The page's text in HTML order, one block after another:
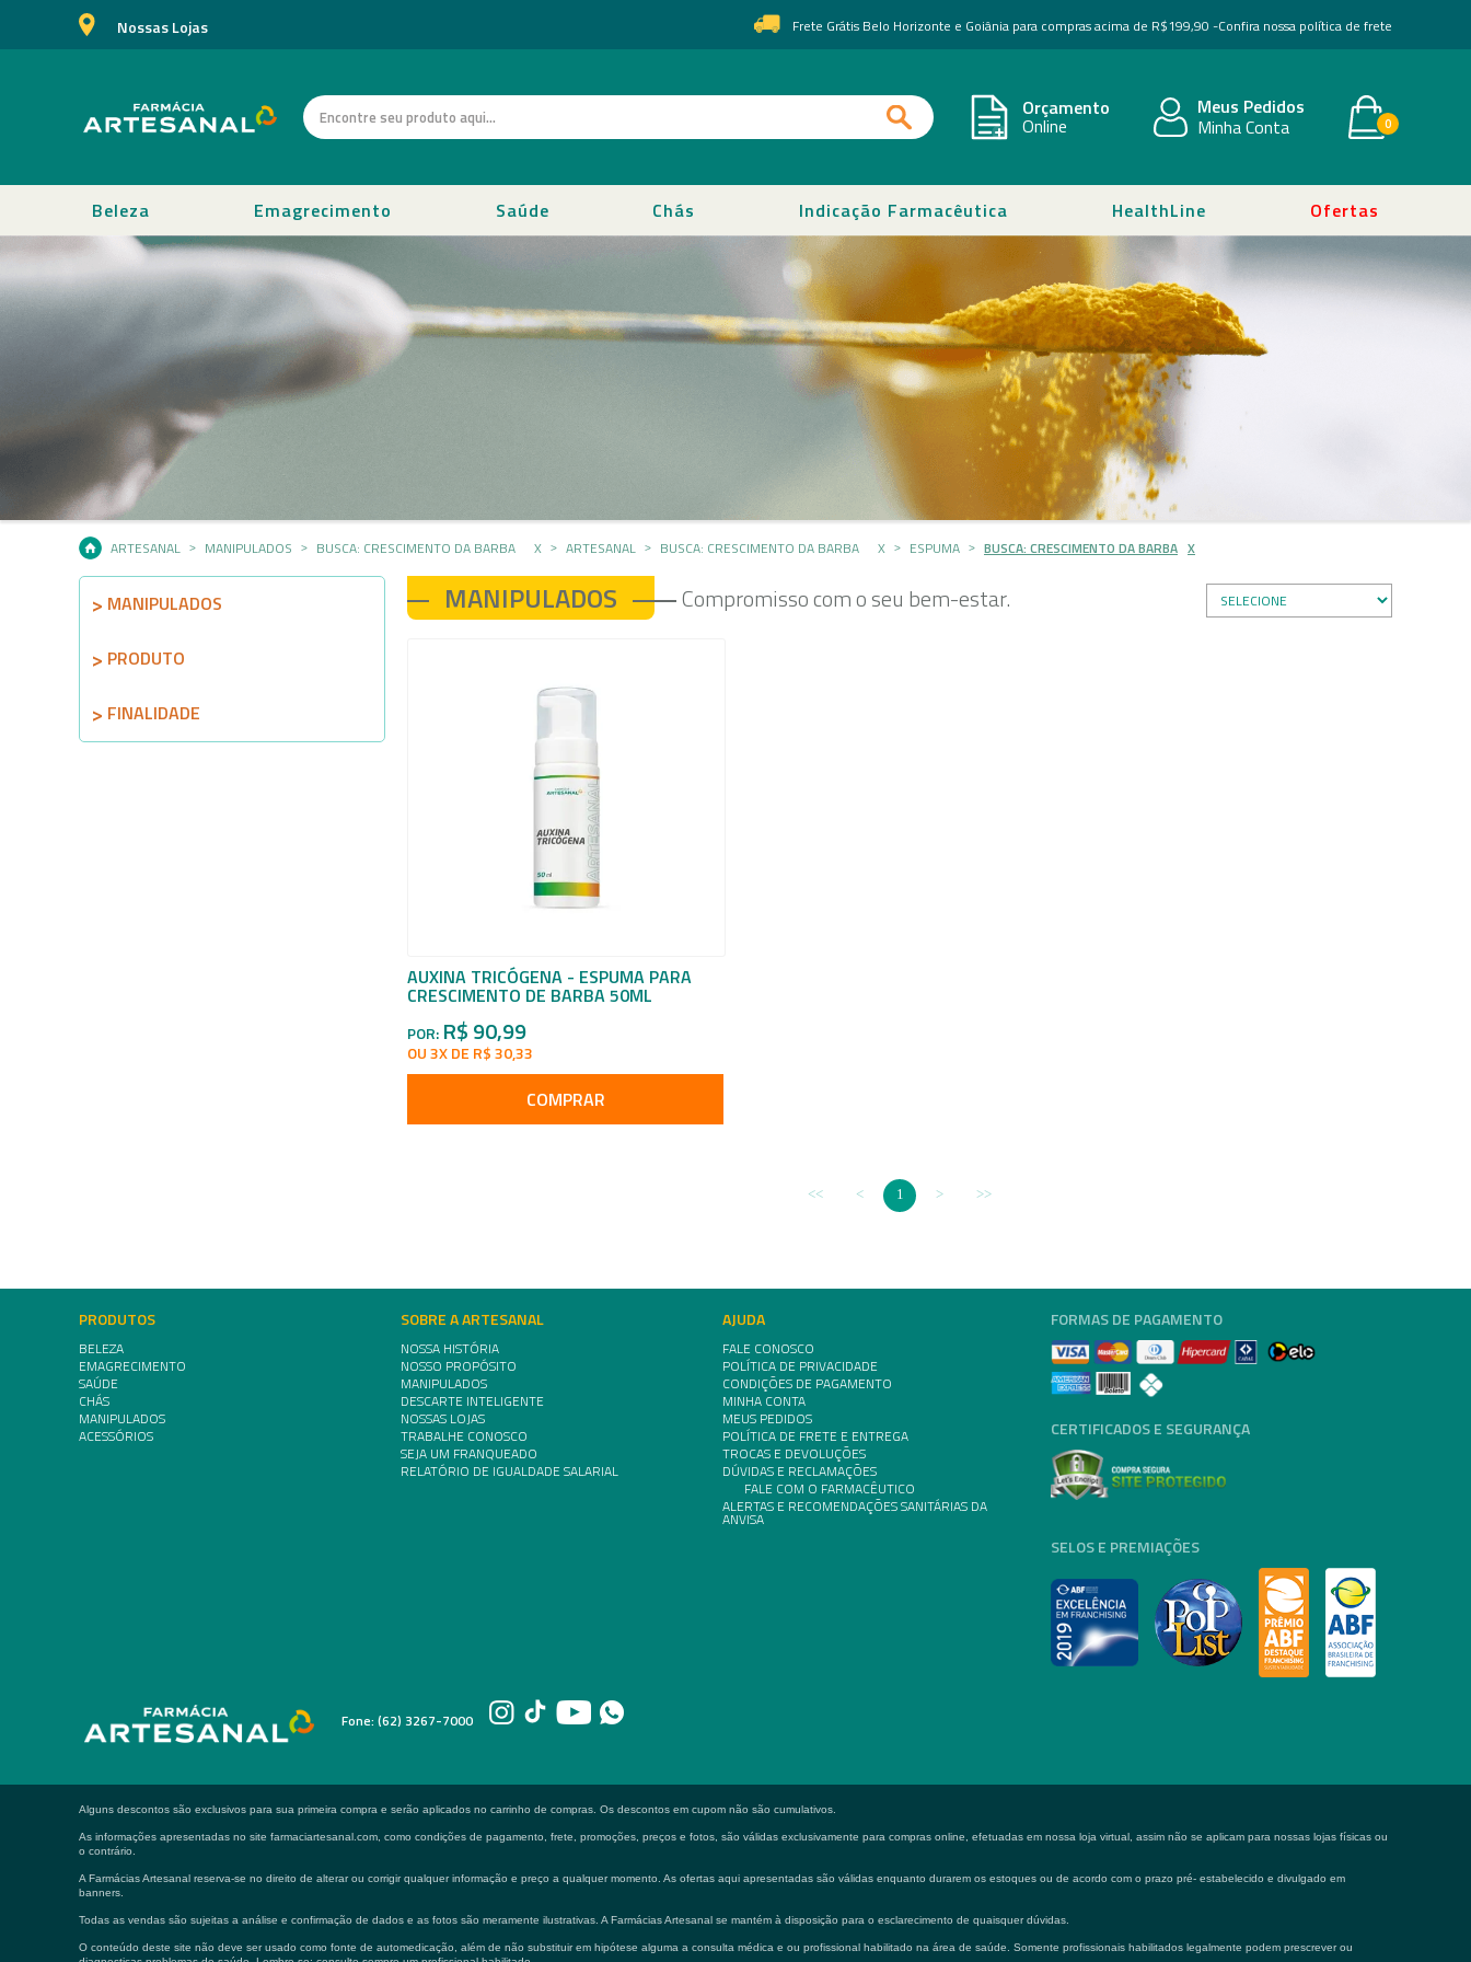
Nossas Lojas Frete Grátis Belo Horizonte e Goiânia para compras acima de R$199,90 -Confira nossa política de frete
Orçamento
Online
Meus Pedidos
Minha Conta 0
Beleza Emagrecimento Saúde Chás Indicação Farmacêutica HealthLine Ofertas
ARTESANAL MANIPULADOS BUSCA: CRESCIMENTO DA BARBA X ARTESANAL BUSCA: CRESCIMENTO DA BARBA X ESPUMA BUSCA: CRESCIMENTO DA BARBA X
MANIPULADOS
PRODUTO
FINALIDADE
MANIPULADOS Compromisso com o seu bem-estar.
AUXINA TRICÓGENA - ESPUMA PARA
CRESCIMENTO DE BARBA 50ML
POR: R$ 90,99
OU 3X DE R$ 30,33
COMPRAR
1
PRODUTOS
BELEZA
EMAGRECIMENTO
SAÚDE
CHÁS
MANIPULADOS
ACESSÓRIOS
SOBRE A ARTESANAL
NOSSA HISTÓRIA
NOSSO PROPÓSITO
MANIPULADOS
DESCARTE INTELIGENTE
NOSSAS LOJAS
TRABALHE CONOSCO
SEJA UM FRANQUEADO
RELATÓRIO DE IGUALDADE SALARIAL
AJUDA
FALE CONOSCO
POLÍTICA DE PRIVACIDADE
CONDIÇÕES DE PAGAMENTO
MINHA CONTA
MEUS PEDIDOS
POLÍTICA DE FRETE E ENTREGA
TROCAS E DEVOLUÇÕES
DÚVIDAS E RECLAMAÇÕES
FALE COM O FARMACÊUTICO
ALERTAS E RECOMENDAÇÕES SANITÁRIAS DA
ANVISA
Fone: (62) 3267-7000
FORMAS DE PAGAMENTO
CERTIFICADOS E SEGURANÇA
SELOS E PREMIAÇÕES
Alguns descontos são exclusivos para sua primeira compra e serão aplicados no carrinho de compras. Os descontos em cupom não são cumulativos.
As informações apresentadas no site farmaciartesanal.com, como condições de pagamento, frete, promoções, preços e fotos, são válidas exclusivamente para compras online, efetuadas em nossa loja virtual, assim não se aplicam para nossas lojas físicas ou
o contrário.
A Farmácias Artesanal reserva-se no direito de alterar ou corrigir qualquer informação e preço a qualquer momento. As ofertas aqui apresentadas são válidas enquanto durarem os estoques ou de acordo com o prazo pré- estabelecido e divulgado em
banners.
Todas as vendas são sujeitas a análise e confirmação de dados e as fotos são meramente ilustrativas. A Farmácias Artesanal se mantém à disposição para o esclarecimento de quaisquer dúvidas.
O conteúdo deste site não deve ser usado como fonte de automedicação, além de não substituir em hipótese alguma a consulta médica e ou profissional habilitado na área de saúde. Somente profissionais habilitados legalmente podem prescrever ou